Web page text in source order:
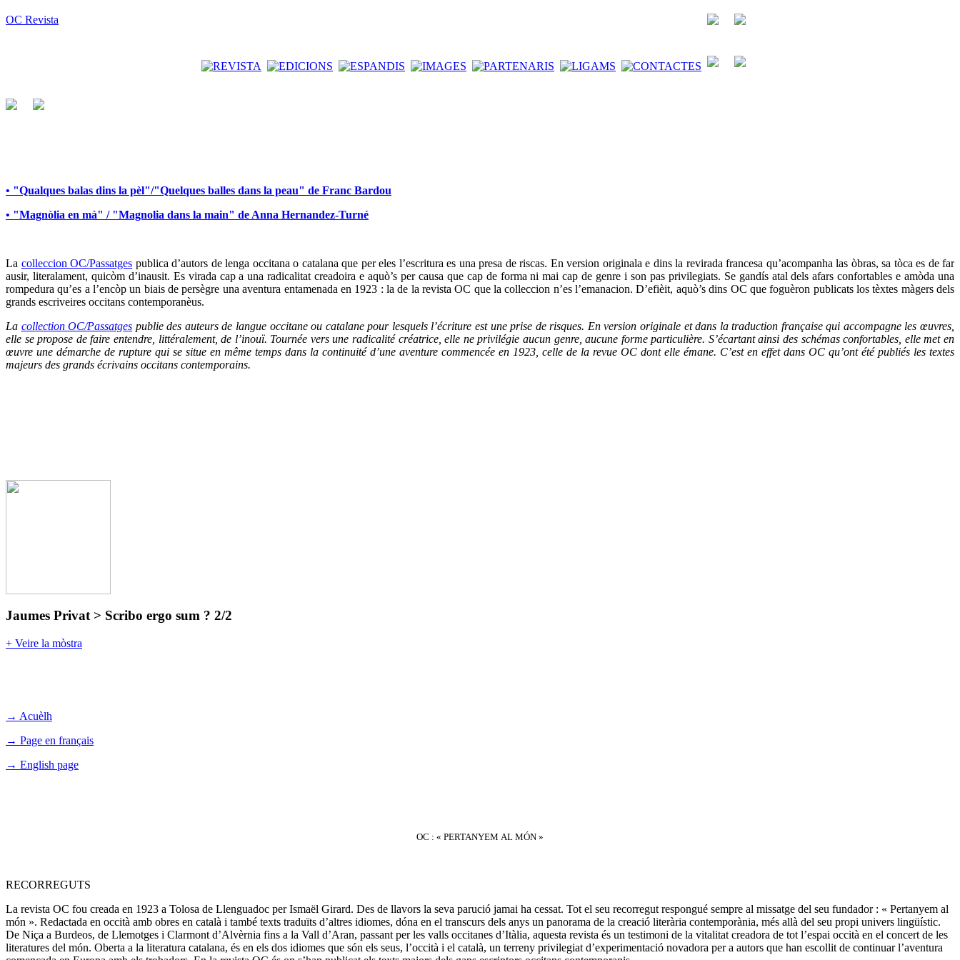
OC Revista
• "Qualques balas dins la pèl"/"Quelques balles dans la peau" de Franc Bardou
• "Magnòlia en mà" / "Magnolia dans la main" de Anna Hernandez-Turné
La colleccion OC/Passatges publica d’autors de lenga occitana o catalana que per eles l’escritura es una presa de riscas. En version originala e dins la revirada francesa qu’acompanha las òbras, sa tòca es de far
ausir, literalament, quicòm d’inausit. Es virada cap a una radicalitat creadoira e aquò’s per causa que cap de forma ni mai cap de genre i son pas privilegiats. Se gandís atal dels afars confortables e amòda una
rompedura qu’es a l’encòp un biais de persègre una aventura entamenada en 1923 : la de la revista OC que la colleccion n’es l’emanacion. D’efièit, aquò’s dins OC que foguèron publicats los tèxtes màgers dels
grands escriveires occitans contemporanèus.
La collection OC/Passatges publie des auteurs de langue occitane ou catalane pour lesquels l’écriture est une prise de risques. En version originale et dans la traduction française qui accompagne les œuvres,
elle se propose de faire entendre, littéralement, de l’inouï. Tournée vers une radicalité créatrice, elle ne privilégie aucun genre, aucune forme particulière. S’écartant ainsi des schémas confortables, elle met en
œuvre une démarche de rupture qui se situe en même temps dans la continuité d’une aventure commencée en 1923, celle de la revue OC dont elle émane. C’est en effet dans OC qu’ont été publiés les textes
majeurs des grands écrivains occitans contemporains.
Jaumes Privat > Scribo ergo sum ? 2/2
+ Veire la mòstra
→ Acuèlh
→ Page en français
→ English page
OC : « PERTANYEM AL MÓN »
RECORREGUTS
La revista OC fou creada en 1923 a Tolosa de Llenguadoc per Ismaël Girard. Des de llavors la seva parució jamai ha cessat. Tot el seu recorregut respongué sempre al missatge del seu fundador : « Pertanyem al
món ». Redactada en occità amb obres en català i també texts traduïts d’altres idiomes, dóna en el transcurs dels anys un panorama de la creació literària contemporània, més allà del seu propi univers lingüístic.
De Niça a Burdeos, de Llemotges i Clarmont d’Alvèrnia fins a la Vall d’Aran, passant per les valls occitanes d’Itàlia, aquesta revista és un testimoni de la vitalitat creadora de tot l’espai occità en el concert de les
literatures del món. Oberta a la literatura catalana, és en els dos idiomes que són els seus, l’occità i el català, un terreny privilegiat d’experimentació novadora per a autors que han escollit de continuar l’aventura